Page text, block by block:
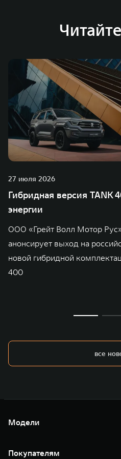
зарубежных – в России,
27 июля 2026
Гибридная версия TANK
энергии
ООО «Грейт Волл Мотор
анонсирует выход на
новой гибридной
400
все
Модели
TANK 400
TANK 500
Покупателям